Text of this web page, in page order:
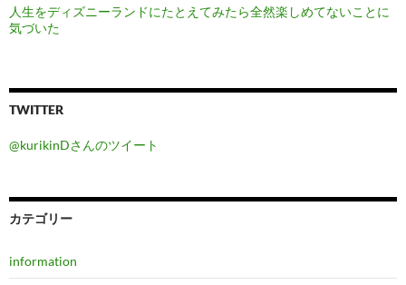
人生をディズニーランドにたとえてみたら全然楽しめてないことに
気づいた
TWITTER
@kurikinDさんのツイート
カテゴリー
information